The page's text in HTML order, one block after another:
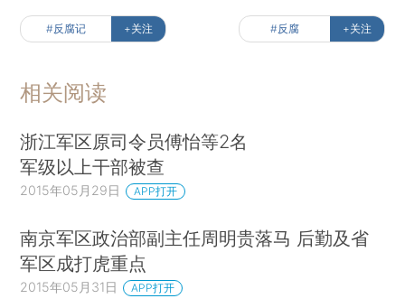
#反腐记 +关注 #反腐 +关注
相关阅读
浙江军区原司令员傅怡等2名
军级以上干部被查
2015年05月29日 APP打开
南京军区政治部副主任周明贵落马 后勤及省
军区成打虎重点
2015年05月31日 APP打开